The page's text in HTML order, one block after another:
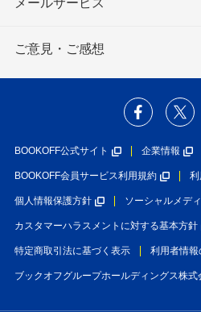
メールサービス
ご意見・ご感想
BOOKOFF公式サイト 企業情報
BOOKOFF会員サービス利用規約
個人情報保護方針 ソーシャルメデ
カスタマーハラスメントに対する基本方針
特定商取引法に基づく表示 利用者情報
ブックオフグループホールディングス株式